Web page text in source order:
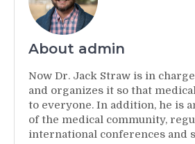
About admin
Now Dr. Jack Straw is in
and organizes it so that
to everyone. In addition, he is
of the medical community,
international conferences and